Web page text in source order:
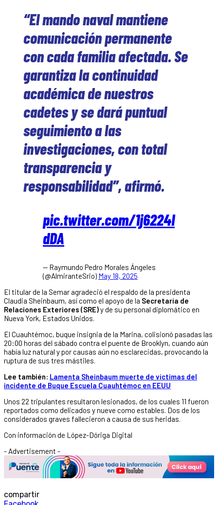
“El mando naval mantiene
comunicación permanente
con cada familia afectada. Se
garantiza la continuidad
académica de nuestros
cadetes y se dará puntual
seguimiento a las
investigaciones, con total
transparencia y
responsabilidad”, afirmó.
pic.twitter.com/1j6224I
dDA
— Raymundo Pedro Morales Ángeles
(@AlmiranteSrio) May 18, 2025
El titular de la Semar agradeció el respaldo de la presidenta
Claudia Sheinbaum, así como el apoyo de la Secretaría de
Relaciones Exteriores (SRE)y de su personal diplomático en
Nueva York, Estados Unidos.
El Cuauhtémoc, buque insignia de la Marina, colisionó pasadas las
20:00 horas del sábado contra el puente de Brooklyn, cuando aún
había luz natural y por causas aún no esclarecidas, provocando la
ruptura de sus tres mástiles.
Lee también: Lamenta Sheinbaum muerte de víctimas del
incidente de Buque Escuela Cuauhtémoc en EEUU
Unos 22 tripulantes resultaron lesionados, de los cuales 11 fueron
reportados como delicados y nueve como estables. Dos de los
considerados graves fallecieron a causa de sus heridas.
Con información de López-Dóriga Digital
- Advertisement -
compartir